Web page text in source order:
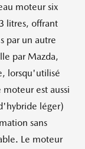
moteur six
litres, offrant
par un autre
par Mazda,
lorsqu'utilisé
est aussi
léger)
sans
Le moteur